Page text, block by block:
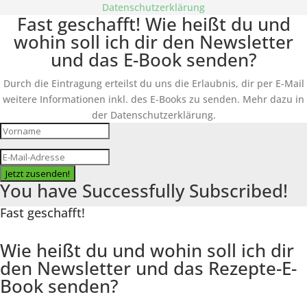
Datenschutzerklärung
Fast geschafft! Wie heißt du und
wohin soll ich dir den Newsletter
und das E-Book senden?
Durch die Eintragung erteilst du uns die Erlaubnis, dir per E-Mail
weitere Informationen inkl. des E-Books zu senden. Mehr dazu in
der Datenschutzerklärung.
Jetzt zusenden!
You have Successfully Subscribed!
Fast geschafft!
Wie heißt du und wohin soll ich dir
den Newsletter und das Rezepte-E-
Book senden?